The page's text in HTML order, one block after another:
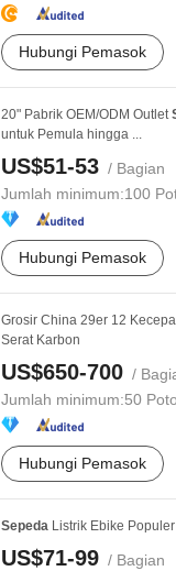
Hubungi Pemasok
20" Pabrik OEM/ODM Outlet
untuk Pemula hingga ...
US$51-53 / Bagian
Jumlah minimum:100
Hubungi Pemasok
Grosir China 29er 12
Serat Karbon
US$650-700 /
Jumlah minimum:50
Hubungi Pemasok
Sepeda Listrik Ebike
US$71-99 / Bagian